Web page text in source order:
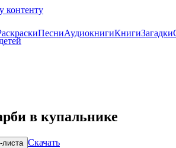
контенту
ПесниАудиокнигиКнигиЗагадки
в купальнике
листа Скачать